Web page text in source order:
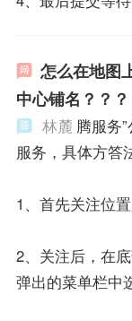
怎么在地图
中心铺名？？？
林麓 腾服务
服务，具体方答
1、首先关注位
2、关注后，在
弹出的菜单栏中